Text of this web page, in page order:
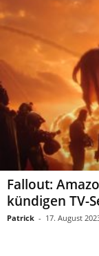
Fallout:
kündigen TV-
Patrick - 17. August